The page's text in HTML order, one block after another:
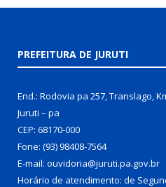
PREFEITURA DE JURUTI
End.: Rodovia pa 257, Translago,
Juruti – pa
CEP: 68170-000
Fone: (93) 98408-7564
E-mail: ouvidoria@juruti.pa.gov.br
Horário de atendimento: de